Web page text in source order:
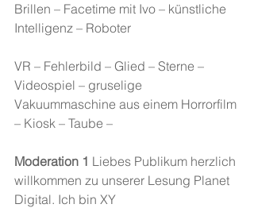
Brillen – Facetime mit Ivo – künstliche
Intelligenz – Roboter
VR – Fehlerbild – Glied – Sterne –
Videospiel – gruselige
Vakuummaschine aus einem Horrorfilm
– Kiosk – Taube –
Moderation 1 Liebes Publikum herzlich
willkommen zu unserer Lesung Planet
Digital. Ich bin XY